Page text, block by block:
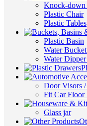
Knock-down
Plastic Chair
Plastic Tables
Plastic Basin
Water
Water
Door Visors
Fit Car Floor
Glass jar